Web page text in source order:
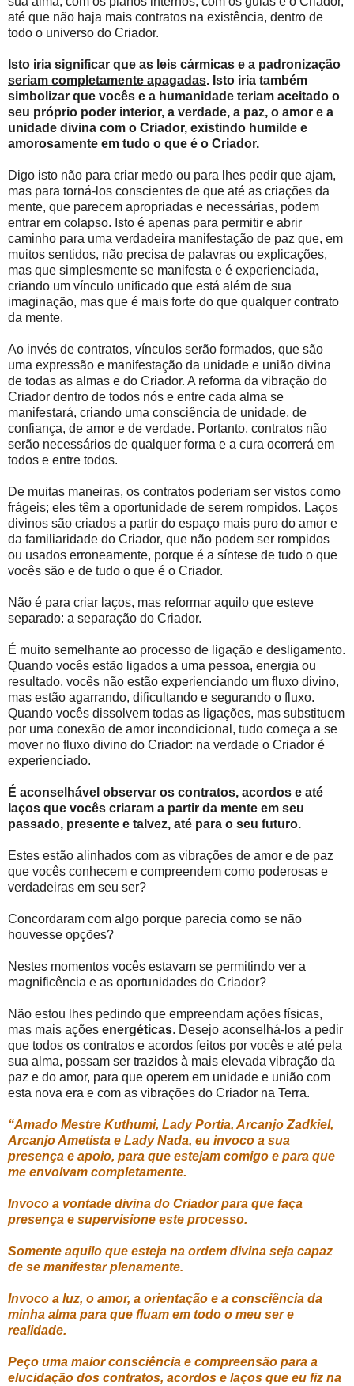
até que não haja mais contratos na existência, dentro de
todo o universo do Criador.
Isto iria significar que as leis cármicas e a padronização
seriam completamente apagadas. Isto iria também
simbolizar que vocês e a humanidade teriam aceitado o
seu próprio poder interior, a verdade, a paz, o amor e a
unidade divina com o Criador, existindo humilde e
amorosamente em tudo o que é o Criador.
Digo isto não para criar medo ou para lhes pedir que ajam,
mas para torná-los conscientes de que até as criações da
mente, que parecem apropriadas e necessárias, podem
entrar em colapso. Isto é apenas para permitir e abrir
caminho para uma verdadeira manifestação de paz que, em
muitos sentidos, não precisa de palavras ou explicações,
mas que simplesmente se manifesta e é experienciada,
criando um vínculo unificado que está além de sua
imaginação, mas que é mais forte do que qualquer contrato
da mente.
Ao invés de contratos, vínculos serão formados, que são
uma expressão e manifestação da unidade e união divina
de todas as almas e do Criador. A reforma da vibração do
Criador dentro de todos nós e entre cada alma se
manifestará, criando uma consciência de unidade, de
confiança, de amor e de verdade. Portanto, contratos não
serão necessários de qualquer forma e a cura ocorrerá em
todos e entre todos.
De muitas maneiras, os contratos poderiam ser vistos como
frágeis; eles têm a oportunidade de serem rompidos. Laços
divinos são criados a partir do espaço mais puro do amor e
da familiaridade do Criador, que não podem ser rompidos
ou usados erroneamente, porque é a síntese de tudo o que
vocês são e de tudo o que é o Criador.
Não é para criar laços, mas reformar aquilo que esteve
separado: a separação do Criador.
É muito semelhante ao processo de ligação e desligamento.
Quando vocês estão ligados a uma pessoa, energia ou
resultado, vocês não estão experienciando um fluxo divino,
mas estão agarrando, dificultando e segurando o fluxo.
Quando vocês dissolvem todas as ligações, mas substituem
por uma conexão de amor incondicional, tudo começa a se
mover no fluxo divino do Criador: na verdade o Criador é
experienciado.
É aconselhável observar os contratos, acordos e até
laços que vocês criaram a partir da mente em seu
passado, presente e talvez, até para o seu futuro.
Estes estão alinhados com as vibrações de amor e de paz
que vocês conhecem e compreendem como poderosas e
verdadeiras em seu ser?
Concordaram com algo porque parecia como se não
houvesse opções?
Nestes momentos vocês estavam se permitindo ver a
magnificência e as oportunidades do Criador?
Não estou lhes pedindo que empreendam ações físicas,
mas mais ações energéticas. Desejo aconselhá-los a pedir
que todos os contratos e acordos feitos por vocês e até pela
sua alma, possam ser trazidos à mais elevada vibração da
paz e do amor, para que operem em unidade e união com
esta nova era e com as vibrações do Criador na Terra.
“Amado Mestre Kuthumi, Lady Portia, Arcanjo Zadkiel,
Arcanjo Ametista e Lady Nada, eu invoco a sua
presença e apoio, para que estejam comigo e para que
me envolvam completamente.
Invoco a vontade divina do Criador para que faça
presença e supervisione este processo.
Somente aquilo que esteja na ordem divina seja capaz
de se manifestar plenamente.
Invoco a luz, o amor, a orientação e a consciência da
minha alma para que fluam em todo o meu ser e
realidade.
Peço uma maior consciência e compreensão para a
elucidação dos contratos, acordos e laços que eu fiz na